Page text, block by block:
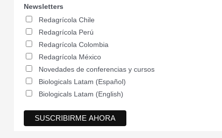
Newsletters
Redagrícola Chile
Redagrícola Perú
Redagrícola Colombia
Redagrícola México
Novedades de conferencias y cursos
Biologicals Latam (Español)
Biologicals Latam (English)